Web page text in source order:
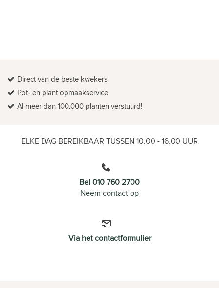
Direct van de beste kwekers
Pot- en plant opmaakservice
Al meer dan 100.000 planten verstuurd!
ELKE DAG BEREIKBAAR TUSSEN 10.00 - 16.00 UUR
Bel 010 760 2700
Neem contact op
Via het contactformulier